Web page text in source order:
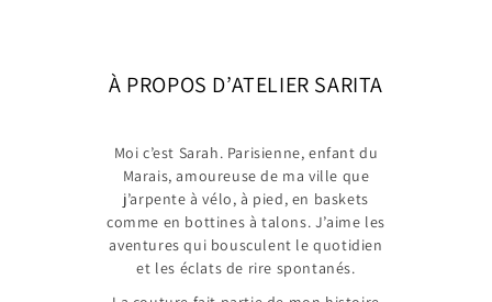
À PROPOS D’ATELIER SARITA
Moi c’est Sarah. Parisienne, enfant du
Marais, amoureuse de ma ville que
j’arpente à vélo, à pied, en baskets
comme en bottines à talons. J’aime les
aventures qui bousculent le quotidien
et les éclats de rire spontanés.